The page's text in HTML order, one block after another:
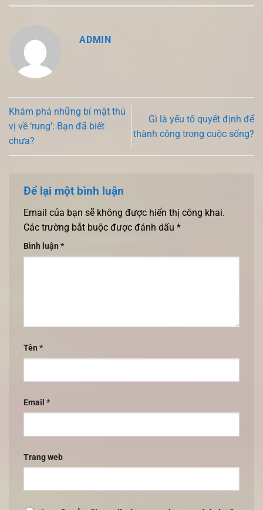
ADMIN
Khám phá những bí mật thú
vị về ‘rung’: Bạn đã biết
chưa?
Gì là yếu tố quyết định để
thành công trong cuộc sống?
Để lại một bình luận
Email của bạn sẽ không được hiển thị công khai.
Các trường bắt buộc được đánh dấu *
Bình luận *
Tên *
Email *
Trang web